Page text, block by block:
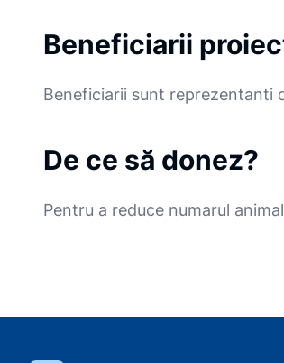
Beneficiarii
Beneficiarii sunt reprezentanti
De ce să donez?
Pentru a reduce numarul